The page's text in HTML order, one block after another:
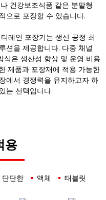
건강보조식품 같은 분말형
으로 포장할 수 있습니다.
레인 포장기는 생산 공정 최
션을 제공합니다. 다중 채널
식은 생산성 향상 및 운영 비용
제품과 포장재에 적용 가능한
에서 경쟁력을 유지하고자 하
는 선택입니다.
용
단단한 액체 태블릿